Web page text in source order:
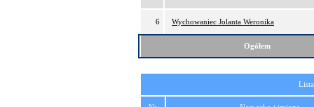
6 Wychowaniec Jolanta Weronika
Ogółem